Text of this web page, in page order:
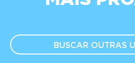
BUSCAR OUTRAS